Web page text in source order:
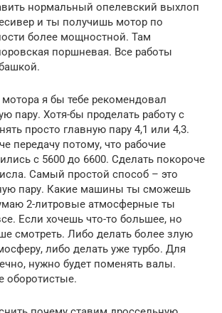
нормальный опелевский выхлоп
и ты получишь мотор по
более мощностной. Там
поршневая. Все работы
мотора я бы тебе рекомендовал
пару. Хотя-бы проделать работу с
просто главную пару 4,1 или 4,3.
передачу потому, что рабочие
с 5600 до 6600. Сделать покороче
Самый простой способ – это
пару. Какие машины ты сможешь
2-литровые атмосферные ты
Если хочешь что-то большее, но
смотреть. Либо делать более злую
либо делать уже турбо. Для
нужно будет поменять валы.
оборотистые.